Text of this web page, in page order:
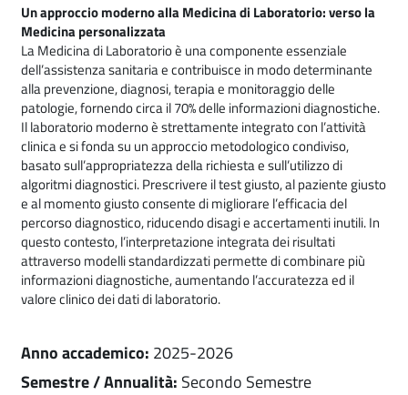
Un approccio moderno alla Medicina di Laboratorio: verso la
Medicina personalizzata
La Medicina di Laboratorio è una componente essenziale
dell’assistenza sanitaria e contribuisce in modo determinante
alla prevenzione, diagnosi, terapia e monitoraggio delle
patologie, fornendo circa il 70% delle informazioni diagnostiche.
Il laboratorio moderno è strettamente integrato con l’attività
clinica e si fonda su un approccio metodologico condiviso,
basato sull’appropriatezza della richiesta e sull’utilizzo di
algoritmi diagnostici. Prescrivere il test giusto, al paziente giusto
e al momento giusto consente di migliorare l’efficacia del
percorso diagnostico, riducendo disagi e accertamenti inutili. In
questo contesto, l’interpretazione integrata dei risultati
attraverso modelli standardizzati permette di combinare più
informazioni diagnostiche, aumentando l’accuratezza ed il
valore clinico dei dati di laboratorio.
Anno accademico: 2025-2026
Semestre / Annualità: Secondo Semestre